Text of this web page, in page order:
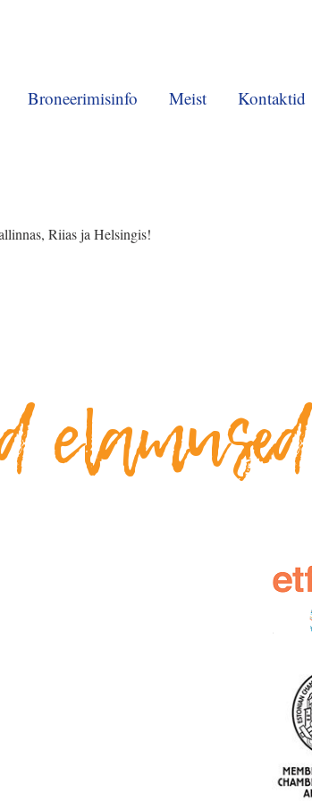
Broneerimisinfo Meist Kontaktid
Riias ja Helsingis!
elamused